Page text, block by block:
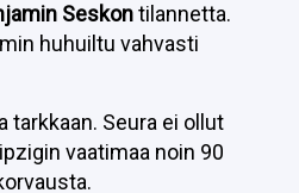
Seskontilannetta.
huhuiltu vahvasti
tarkkaan. Seura ei ollut
vaatimaa noin 90